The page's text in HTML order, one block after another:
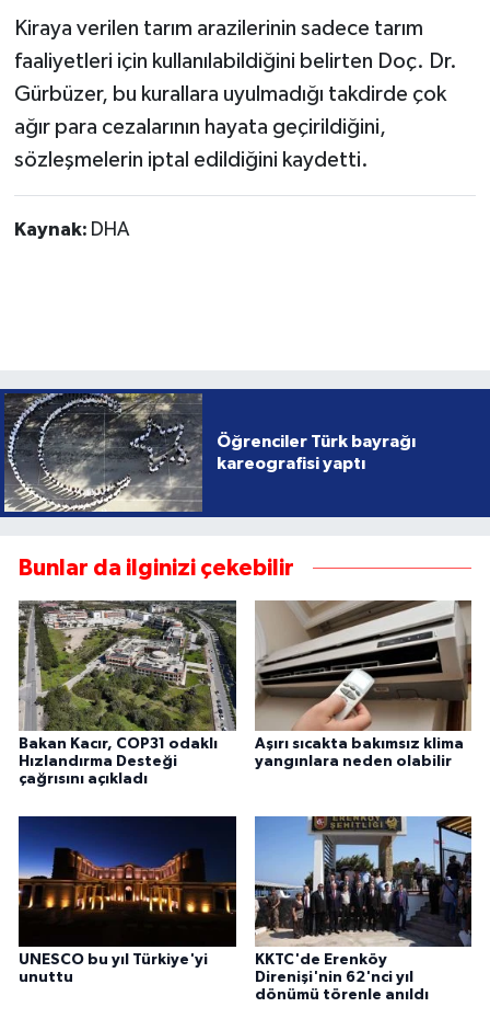
Kiraya verilen tarım arazilerinin sadece tarım
faaliyetleri için kullanılabildiğini belirten Doç. Dr.
Gürbüzer, bu kurallara uyulmadığı takdirde çok
ağır para cezalarının hayata geçirildiğini,
sözleşmelerin iptal edildiğini kaydetti.
Kaynak: DHA
Öğrenciler Türk bayrağı
kareografisi yaptı
Bunlar da ilginizi çekebilir
Bakan Kacır, COP31 odaklı
Hızlandırma Desteği
çağrısını açıkladı
Aşırı sıcakta bakımsız klima
yangınlara neden olabilir
UNESCO bu yıl Türkiye'yi
unuttu
KKTC'de Erenköy
Direnişi'nin 62'nci yıl
dönümü törenle anıldı